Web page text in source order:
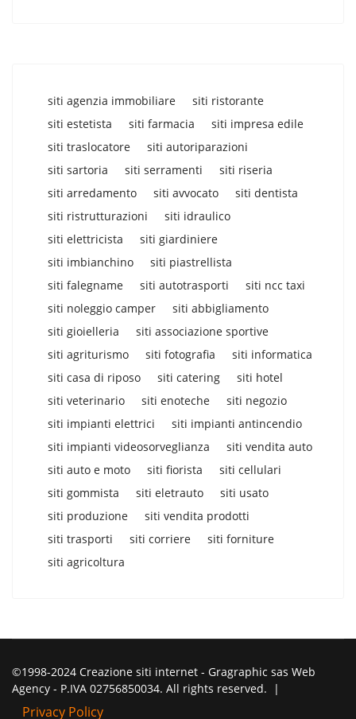
siti agenzia immobiliare
siti ristorante
siti estetista
siti farmacia
siti impresa edile
siti traslocatore
siti autoriparazioni
siti sartoria
siti serramenti
siti riseria
siti arredamento
siti avvocato
siti dentista
siti ristrutturazioni
siti idraulico
siti elettricista
siti giardiniere
siti imbianchino
siti piastrellista
siti falegname
siti autotrasporti
siti ncc taxi
siti noleggio camper
siti abbigliamento
siti gioielleria
siti associazione sportive
siti agriturismo
siti fotografia
siti informatica
siti casa di riposo
siti catering
siti hotel
siti veterinario
siti enoteche
siti negozio
siti impianti elettrici
siti impianti antincendio
siti impianti videosorveglianza
siti vendita auto
siti auto e moto
siti fiorista
siti cellulari
siti gommista
siti eletrauto
siti usato
siti produzione
siti vendita prodotti
siti trasporti
siti corriere
siti forniture
siti agricoltura
©1998-2024 Creazione siti internet - Gragraphic sas Web
Agency - P.IVA 02756850034. All rights reserved. |
Privacy Policy